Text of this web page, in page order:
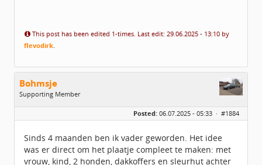
This post has been edited 1-times. Last edit: 29.06.2025 - 13:10 by
flevodirk.
Bohmsje
Supporting Member
Geslacht:
Berichten:
103
Posted: 06.07.2025 - 05:33 · #1884
Sinds 4 maanden ben ik vader geworden. Het idee
was er direct om het plaatje compleet te maken: met
vrouw, kind, 2 honden, dakkoffers en sleurhut achter